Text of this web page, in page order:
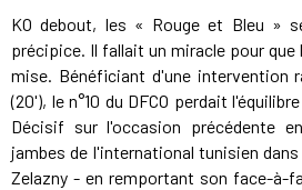
KO debout, les « Rouge et Bleu »
précipice. Il fallait un miracle pour
mise. Bénéficiant d'une intervention
(20'), le n°10 du DFCO perdait
Décisif sur l'occasion précédente
jambes de l'international tunisien
Zelazny - en remportant son face-à-